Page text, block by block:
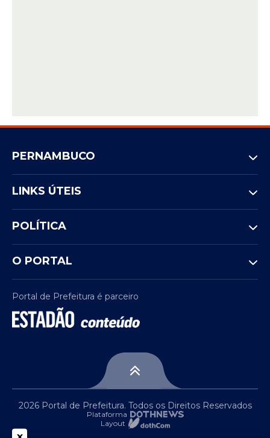
PERNAMBUCO
LINKS ÚTEIS
POLÍTICA
O PORTAL
Portal de Prefeitura é parceiro
2026 Portal de Prefeitura. Todos os Direitos Reservados
Plataforma
Layout